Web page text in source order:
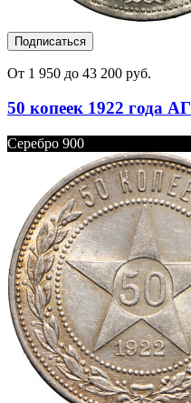
Подписаться
От 1 950 до 43 200 руб.
50 копеек 1922 года АГ
Серебро 900